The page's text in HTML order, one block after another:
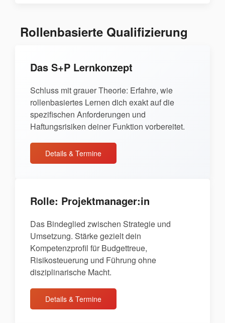
Rollenbasierte Qualifizierung
Das S+P Lernkonzept
Schluss mit grauer Theorie: Erfahre, wie
rollenbasiertes Lernen dich exakt auf die
spezifischen Anforderungen und
Haftungsrisiken deiner Funktion vorbereitet.
Details & Termine
Rolle: Projektmanager:in
Das Bindeglied zwischen Strategie und
Umsetzung. Stärke gezielt dein
Kompetenzprofil für Budgettreue,
Risikosteuerung und Führung ohne
disziplinarische Macht.
Details & Termine